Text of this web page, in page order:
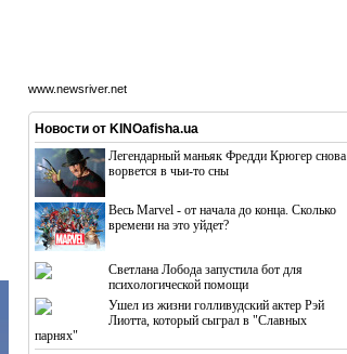
www.newsriver.net
Новости от KINOafisha.ua
Легендарный маньяк Фредди Крюгер снова
ворвется в чьи-то сны
Весь Marvel - от начала до конца. Сколько
времени на это уйдет?
Светлана Лобода запустила бот для
психологической помощи
Ушел из жизни голливудский актер Рэй
Лиотта, который сыграл в "Славных
парнях"